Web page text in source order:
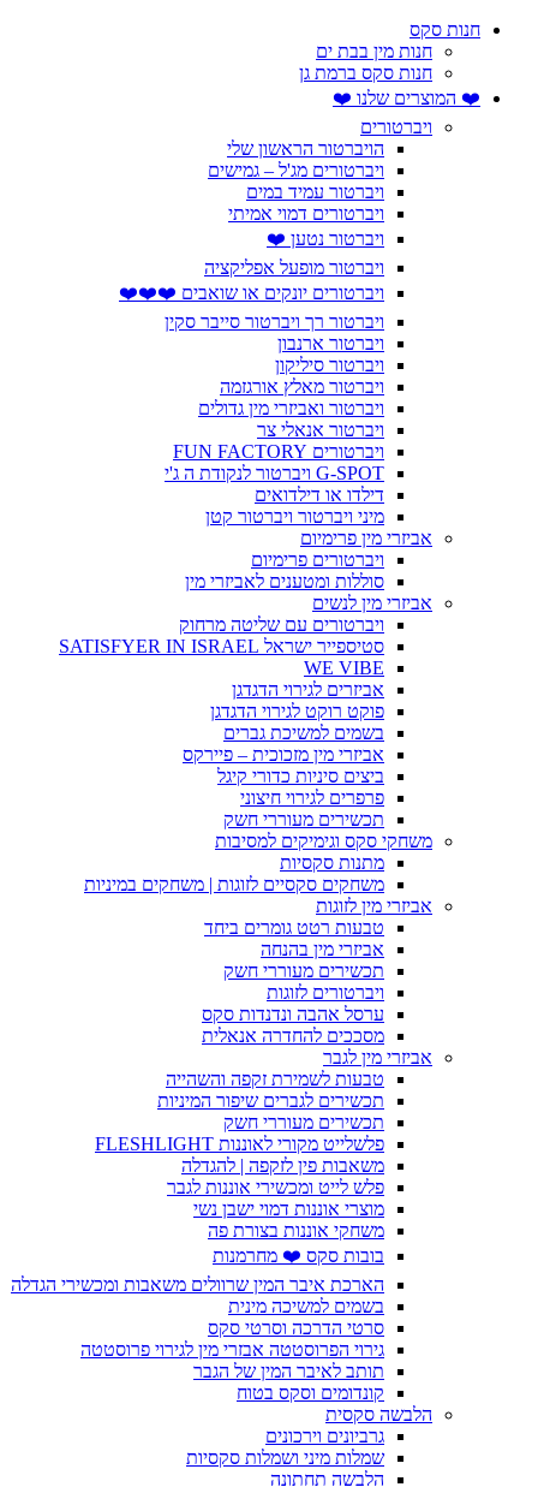
חנות סקס
חנות מין בבת ים
חנות סקס ברמת גן
❤️ המוצרים שלנו ❤️
ויברטורים
הויברטור הראשון שלי
ויברטורים מג'ל – גמישים
ויברטור עמיד במים
ויברטורים דמוי אמיתי
ויברטור נטען ❤️
ויברטור מופעל אפליקציה
ויברטורים יונקים או שואבים ❤️❤️❤️
ויברטור רך ויברטור סייבר סקין
ויברטור ארנבון
ויברטור סיליקון
ויברטור מאלץ אורגזמה
ויברטור ואביזרי מין גדולים
ויברטור אנאלי צר
ויברטורים FUN FACTORY
G-SPOT ויברטור לנקודת ה ג'י
דילדו או דילדואים
מיני ויברטור ויברטור קטן
אביזרי מין פרימיום
ויברטורים פרימיום
סוללות ומטענים לאביזרי מין
אביזרי מין לנשים
ויברטורים עם שליטה מרחוק
סטיספייר ישראל SATISFYER IN ISRAEL
WE VIBE
אביזרים לגירוי הדגדגן
פוקט רוקט לגירוי הדגדגן
בשמים למשיכת גברים
אביזרי מין מזכוכית – פיירקס
ביצים סיניות כדורי קיגל
פרפרים לגירוי חיצוני
תכשירים מעוררי חשק
משחקי סקס וגימיקים למסיבות
מתנות סקסיות
משחקים סקסיים לזוגות | משחקים במיניות
אביזרי מין לזוגות
טבעות רטט גומרים ביחד
אביזרי מין בהנחה
תכשירים מעוררי חשק
ויברטורים לזוגות
ערסל אהבה ונדנדות סקס
מסככים להחדרה אנאלית
אביזרי מין לגבר
טבעות לשמירת זקפה והשהייה
תכשירים לגברים שיפור המיניות
תכשירים מעוררי חשק
פלשלייט מקורי לאוננות FLESHLIGHT
משאבות פין לזקפה | להגדלה
פלש לייט ומכשירי אוננות לגבר
מוצרי אוננות דמוי ישבן נשי
משחקי אוננות בצורת פה
בובות סקס ❤️ מחרמנות
הארכת איבר המין שרוולים משאבות ומכשירי הגדלה
בשמים למשיכה מינית
סרטי הדרכה וסרטי סקס
גירוי הפרוסטטה אבזרי מין לגירוי פרוסטטה
תותב לאיבר המין של הגבר
קונדומים וסקס בטוח
הלבשה סקסית
גרביונים וירכונים
שמלות מיני ושמלות סקסיות
הלבשה תחתונה